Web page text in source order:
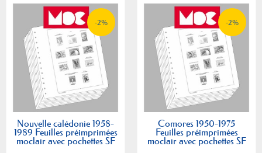
-2%
Nouvelle calédonie 1958-
1989 Feuilles préimprimées
moclair avec pochettes SF
-2%
Comores 1950-1975
Feuilles préimprimées
moclair avec pochettes SF